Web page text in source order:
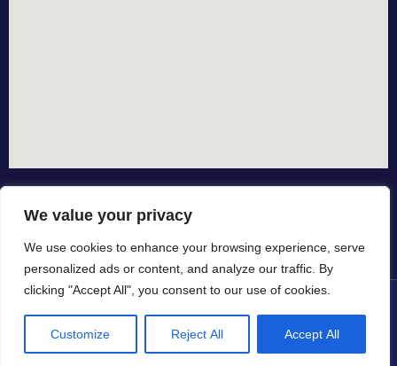
We value your privacy
We use cookies to enhance your browsing experience, serve
personalized ads or content, and analyze our traffic. By
clicking "Accept All", you consent to our use of cookies.
Customize Reject All Accept All
© All rights reserved dal 2015
in collaborazione con by io-spurgo.it